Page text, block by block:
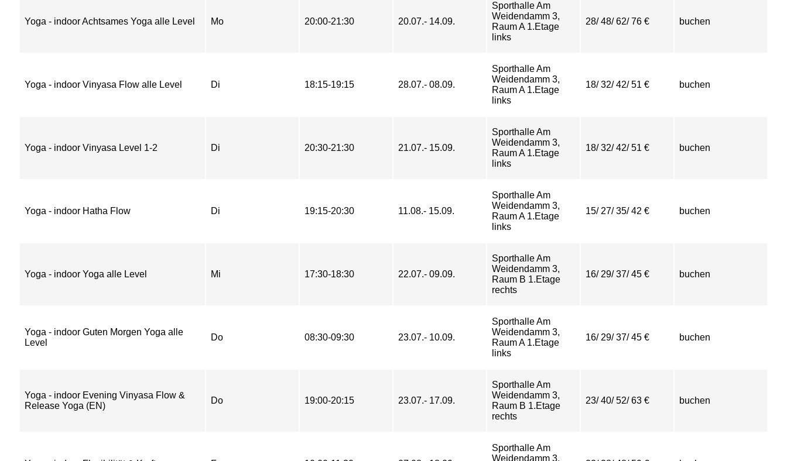
Yoga - indoor Achtsames Yoga alle Level Mo 20:00-21:30 20.07.- 14.09.
Sporthalle Am
Weidendamm 3,
Raum A 1.Etage
links
28/ 48/ 62/ 76 € buchen
Yoga - indoor Vinyasa Flow alle Level Di 18:15-19:15 28.07.- 08.09.
Sporthalle Am
Weidendamm 3,
Raum A 1.Etage
links
18/ 32/ 42/ 51 € buchen
Yoga - indoor Vinyasa Level 1-2 Di 20:30-21:30 21.07.- 15.09.
Sporthalle Am
Weidendamm 3,
Raum A 1.Etage
links
18/ 32/ 42/ 51 € buchen
Yoga - indoor Hatha Flow Di 19:15-20:30 11.08.- 15.09.
Sporthalle Am
Weidendamm 3,
Raum A 1.Etage
links
15/ 27/ 35/ 42 € buchen
Yoga - indoor Yoga alle Level Mi 17:30-18:30 22.07.- 09.09.
Sporthalle Am
Weidendamm 3,
Raum B 1.Etage
rechts
16/ 29/ 37/ 45 € buchen
Yoga - indoor Guten Morgen Yoga alle
Level
Do 08:30-09:30 23.07.- 10.09.
Sporthalle Am
Weidendamm 3,
Raum A 1.Etage
links
16/ 29/ 37/ 45 € buchen
Yoga - indoor Evening Vinyasa Flow &
Release Yoga (EN)
Do 19:00-20:15 23.07.- 17.09.
Sporthalle Am
Weidendamm 3,
Raum B 1.Etage
rechts
23/ 40/ 52/ 63 € buchen
Sporthalle Am
Weidendamm 3,